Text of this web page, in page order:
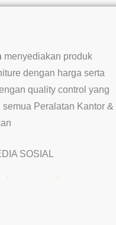
menyediakan produk
dengan harga serta
quality control yang
Peralatan Kantor &
SOSIAL